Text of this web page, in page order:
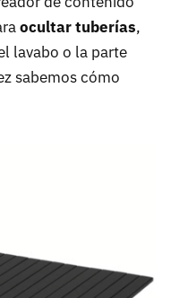
ocultar tuberías,
lavabo o la parte
sabemos cómo